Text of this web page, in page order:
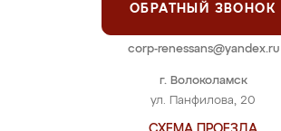
г. Волоколамск
ул. Панфилова, 20
ОБРАТНЫЙ ЗВОНОК
corp-renessans@yandex.ru